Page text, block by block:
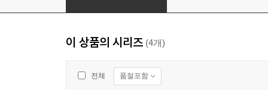
이 상품의 시리즈 (4개)
전체 품절포함